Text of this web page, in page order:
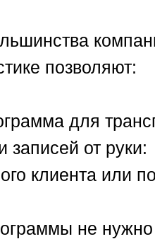
позволяют:
для
от руки:
клиента или
не нужно